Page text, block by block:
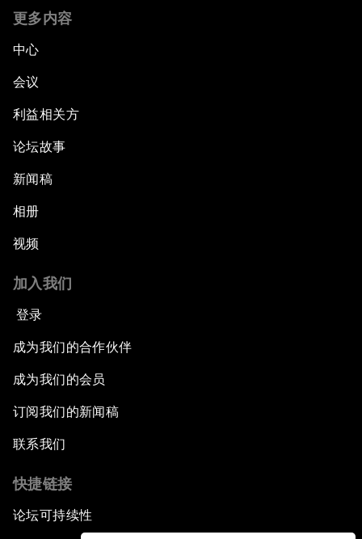
更多内容
中心
会议
利益相关方
论坛故事
新闻稿
相册
视频
加入我们
登录
成为我们的合作伙伴
成为我们的会员
订阅我们的新闻稿
联系我们
快捷链接
论坛可持续性